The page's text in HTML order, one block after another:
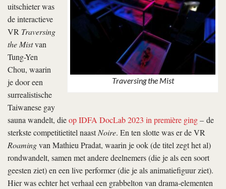
Traversing the Mist
uitschieter was
de interactieve
VR Traversing
the Mistvan
Tung-Yen
Chou, waarin
je door een
surrealistische
Taiwanese gay
sauna wandelt, dieop IDFA DocLab 2023 in première ging– de
sterkste competitietitel naastNoire. En ten slotte was er de VR
Roamingvan Mathieu Pradat, waarin je ook (de titel zegt het al)
rondwandelt, samen met andere deelnemers (die je als een soort
geesten ziet) en een live performer (die je als animatiefiguur ziet).
Hier was echter het verhaal een grabbelton van drama-elementen